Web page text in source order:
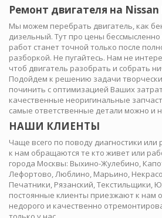
Ремонт двигателя на
Мы можем перебрать двигатель, как
дизельный. Тут про цены бессмысленно
работ станет точной только после
разборкой. Не пугайтесь. Нам не
чтоб двигатель разобрать и собрать
Подойдем к решению задачи
починить с оптимизацией Ваших
качественные неоригинальные
самые ответственные детали можно и
НАШИ КЛИЕНТЫ
Чаще всего по поводу диагностики или
к нам обращаются те кто живет или
города Москвы: Выхино-Жулебино,
Лефортово, Люблино, Марьино,
Печатники, Рязанский, Текстильщики,
постоянные клиенты приезжают к нам
недорого и качественно